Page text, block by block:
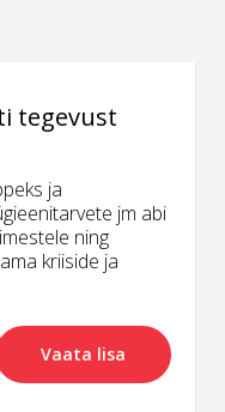
tegevust
ja
jm abi
ning
kriiside ja
Vaata lisa